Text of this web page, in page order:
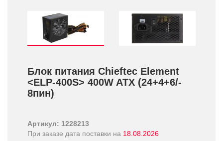
Блок питания Chieftec Element
<ELP-400S> 400W ATX (24+­4+­6/­
8пин)
Артикул: 1228213
При заказе дата поставки на 18.08.2026